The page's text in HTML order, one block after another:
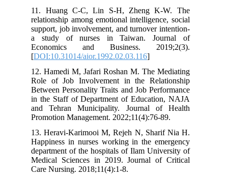
11. Huang C-C, Lin S-H, Zheng K-W. The
relationship among emotional intelligence, social
support, job involvement, and turnover intention-
a study of nurses in Taiwan. Journal of
Economics and Business. 2019;2(3).
[DOI:10.31014/aior.1992.02.03.116
12. Hamedi M, Jafari Roshan M. The Mediating
Role of Job Involvement in the Relationship
Between Personality Traits and Job Performance
in the Staff of Department of Education, NAJA
and Tehran Municipality. Journal of Health
Promotion Management. 2022;11(4):76-89.
13. Heravi-Karimooi M, Rejeh N, Sharif Nia H.
Happiness in nurses working in the emergency
department of the hospitals of Ilam University of
Medical Sciences in 2019. Journal of Critical
Care Nursing. 2018;11(4):1-8.